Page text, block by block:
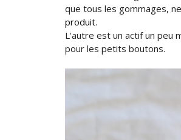
que tous les gommages,
produit.
L'autre est un actif un peu
pour les petits boutons.